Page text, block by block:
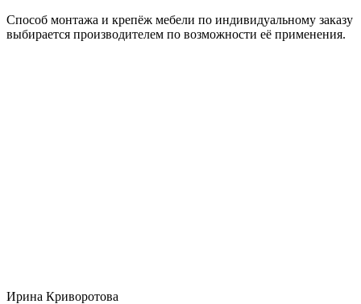
Способ монтажа и крепёж мебели по индивидуальному заказу
выбирается производителем по возможности её применения.
Ирина Криворотова